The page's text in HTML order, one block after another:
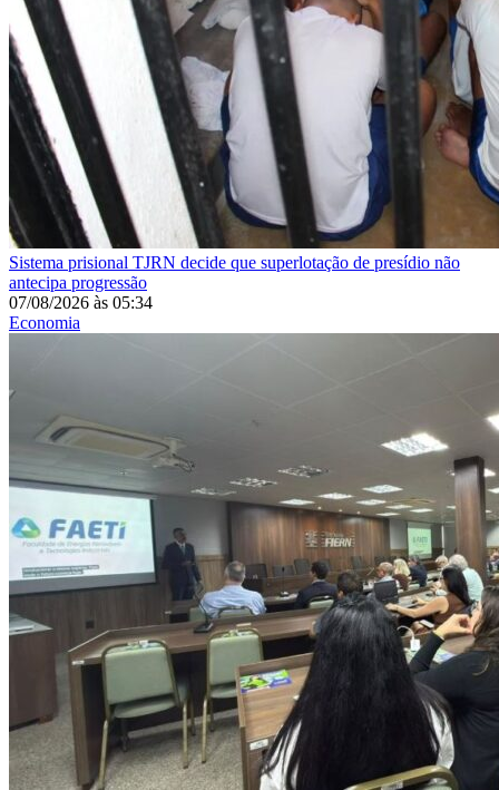
Sistema prisional TJRN decide que superlotação de presídio não
antecipa progressão
07/08/2026 às 05:34
Economia